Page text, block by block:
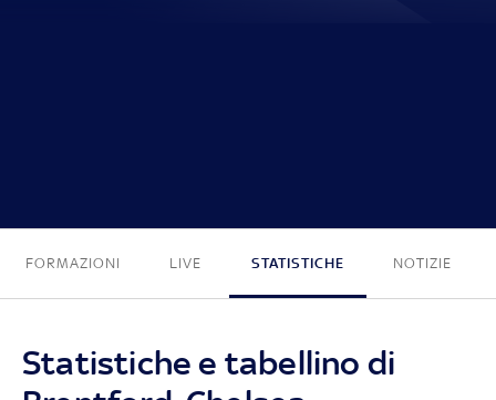
FORMAZIONI LIVE STATISTICHE NOTIZIE
Statistiche e tabellino di